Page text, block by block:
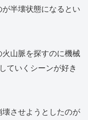
半壊状態になるとい
山脈を探すのに機械
ていくシーンが好き
させようとしたのが